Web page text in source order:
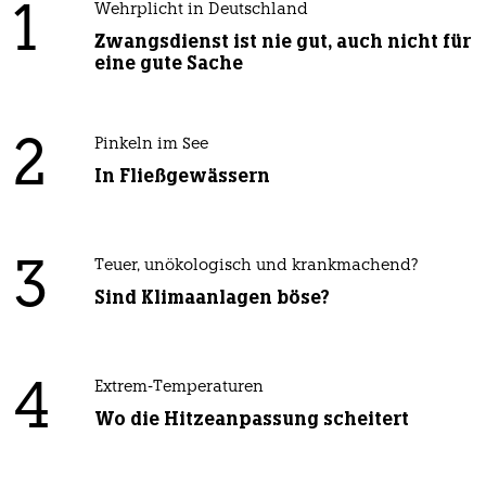
1 Wehrplicht in Deutschland
Zwangsdienst ist nie gut, auch nicht für
eine gute Sache
2 Pinkeln im See
In Fließgewässern
3 Teuer, unökologisch und krankmachend?
Sind Klimaanlagen böse?
4 Extrem-Temperaturen
Wo die Hitzeanpassung scheitert